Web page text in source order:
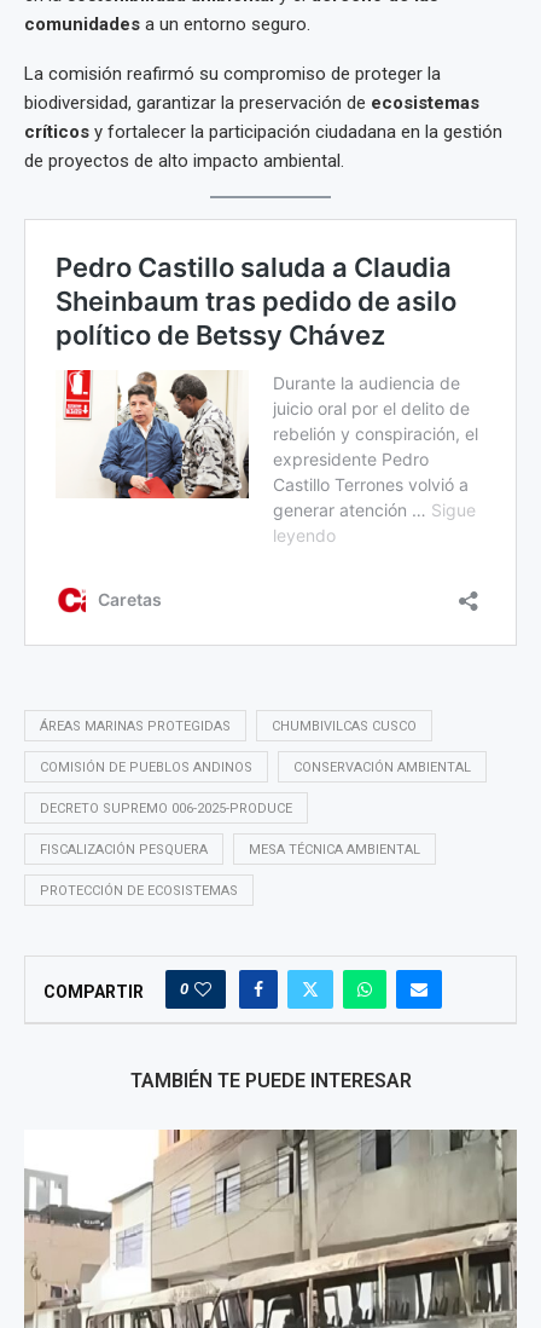
comunidades a un entorno seguro.
La comisión reafirmó su compromiso de proteger la
biodiversidad, garantizar la preservación de ecosistemas
críticos y fortalecer la participación ciudadana en la gestión
de proyectos de alto impacto ambiental.
ÁREAS MARINAS PROTEGIDAS CHUMBIVILCAS CUSCO
COMISIÓN DE PUEBLOS ANDINOS CONSERVACIÓN AMBIENTAL
DECRETO SUPREMO 006-2025-PRODUCE
FISCALIZACIÓN PESQUERA MESA TÉCNICA AMBIENTAL
PROTECCIÓN DE ECOSISTEMAS
COMPARTIR 0
TAMBIÉN TE PUEDE INTERESAR